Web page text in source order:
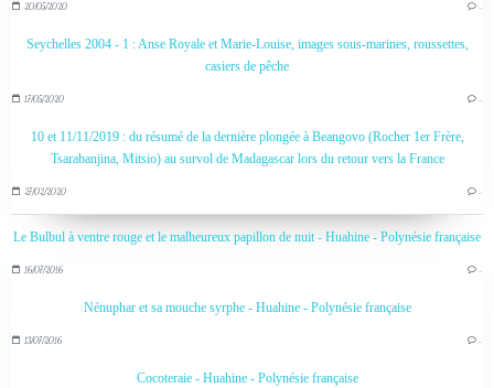
20/05/2020 …
Seychelles 2004 - 1 : Anse Royale et Marie-Louise, images sous-marines, roussettes,
casiers de pêche
17/05/2020 …
10 et 11/11/2019 : du résumé de la dernière plongée à Beangovo (Rocher 1er Frère,
Tsarabanjina, Mitsio) au survol de Madagascar lors du retour vers la France
27/02/2020 …
Le Bulbul à ventre rouge et le malheureux papillon de nuit - Huahine - Polynésie française
16/07/2016 …
Nénuphar et sa mouche syrphe - Huahine - Polynésie française
13/07/2016 …
Cocoteraie - Huahine - Polynésie française